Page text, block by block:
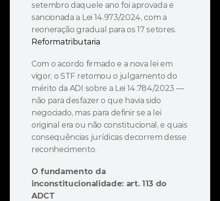
setembro daquele ano foi aprovada e
sancionada a Lei 14.973/2024, com a
Reformatributaria
Com o acordo firmado e a nova lei em
vigor, o STF retomou o julgamento do
mérito da ADI sobre a Lei 14.784/2023 —
não para desfazer o que havia sido
negociado, mas para definir se a lei
original era ou não constitucional, e quais
consequências jurídicas decorrem desse
reconhecimento.
O fundamento da
inconstitucionalidade: art. 113 do
ADCT